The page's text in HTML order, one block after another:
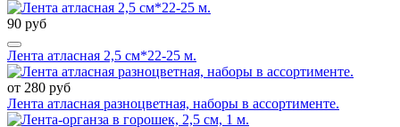
90 руб
Лента атласная 2,5 см*22-25 м.
от 280 руб
Лента атласная разноцветная, наборы в ассортименте.